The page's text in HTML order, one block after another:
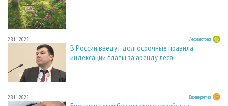
28.11.2025 Лесозаготовка
В России введут долгосрочные правила
индексации платы за аренду леса
28.11.2025 Биоэнергетика